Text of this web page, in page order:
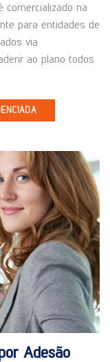
comercializado na
para entidades de
via
ao plano todos
Adesão